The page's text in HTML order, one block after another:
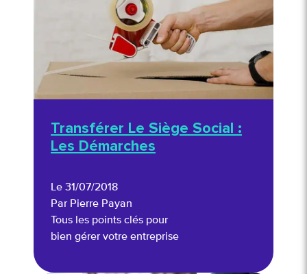
Transférer Le Siège Social :
Les Démarches
Le 31/07/2018
Par Pierre Payan
Tous les points clés pour
bien gérer votre entreprise